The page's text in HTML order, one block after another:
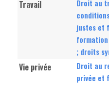
Travail
Droit au
justes et
; droits
Vie privée
Droit au
privée et